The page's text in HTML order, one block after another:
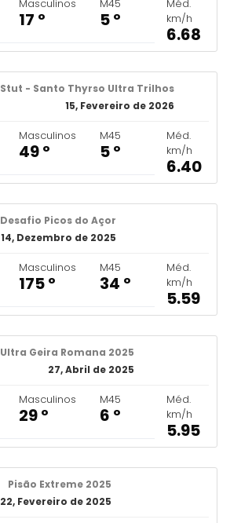
Masculinos
17 º
M45
5 º
Méd.
km/h
6.68
Stut - Santo Thyrso Ultra Trilhos
15, Fevereiro de 2026
Masculinos
49 º
M45
5 º
Méd.
km/h
6.40
Desafio Picos do Açor
14, Dezembro de 2025
Masculinos
175 º
M45
34 º
Méd.
km/h
5.59
Ultra Geira Romana 2025
27, Abril de 2025
Masculinos
29 º
M45
6 º
Méd.
km/h
5.95
Pisão Extreme 2025
22, Fevereiro de 2025